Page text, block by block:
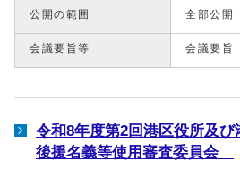
公開の範囲 全部公開
会議要旨等 会議要旨
令和8年度第2回港区役所及
後援名義等使用審査委員会